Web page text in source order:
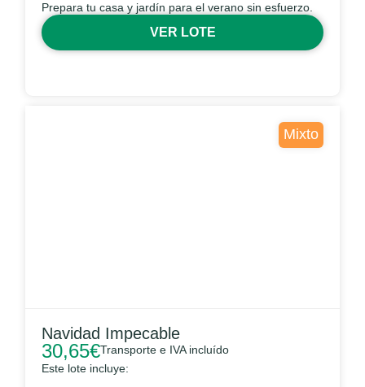
Prepara tu casa y jardín para el verano sin esfuerzo.
VER LOTE
Mixto
Navidad Impecable
30,65€Transporte e IVA incluído
Este lote incluye: